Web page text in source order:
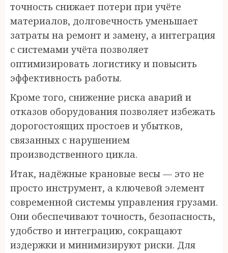
точность снижает потери при учёте
материалов, долговечность уменьшает
затраты на ремонт и замену, а интеграция
с системами учёта позволяет
оптимизировать логистику и повысить
эффективность работы.
Кроме того, снижение риска аварий и
отказов оборудования позволяет избежать
дорогостоящих простоев и убытков,
связанных с нарушением
производственного цикла.
Итак, надёжные крановые весы — это не
просто инструмент, а ключевой элемент
современной системы управления грузами.
Они обеспечивают точность, безопасность,
удобство и интеграцию, сокращают
издержки и минимизируют риски. Для